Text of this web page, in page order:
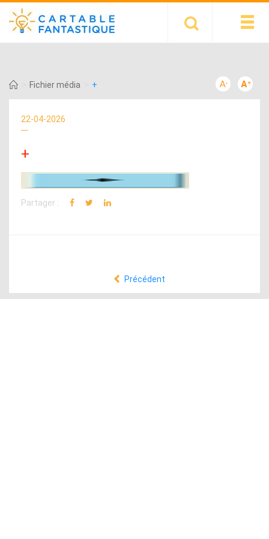
Fichier média +
22-04-2026
+
Partager :
Précédent